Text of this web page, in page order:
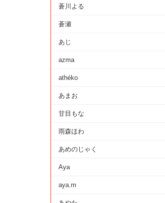
蒼川よる
蒼瀬
あじ
azma
athéko
あまお
甘目もな
雨森ほわ
あめのじゃく
Aya
aya.m